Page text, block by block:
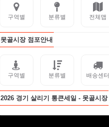
구역별 분류별 전체맵
못골시장 점포안내
구역별 분류별 배송센터
2026 경기 살리기 통큰세일 - 못골시장